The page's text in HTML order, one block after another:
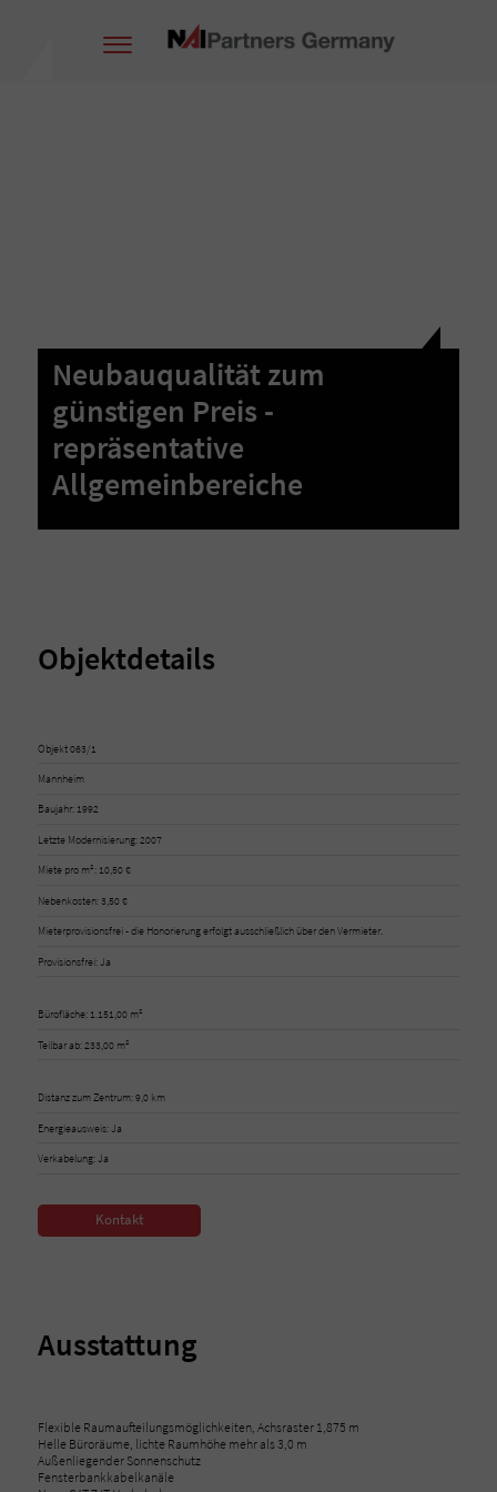
Neubauqualität zum
günstigen Preis -
repräsentative
Allgemeinbereiche
Objektdetails
Objekt 063/1
Mannheim
Baujahr: 1992
Letzte Modernisierung: 2007
Miete pro m²: 10,50 €
Nebenkosten: 3,50 €
Mieterprovisionsfrei - die Honorierung erfolgt ausschließlich über den Vermieter.
Provisionsfrei: Ja
Bürofläche: 1.151,00 m²
Teilbar ab: 233,00 m²
Distanz zum Zentrum: 9,0 km
Energieausweis: Ja
Verkabelung: Ja
Kontakt
Ausstattung
Flexible Raumaufteilungsmöglichkeiten, Achsraster 1,875 m
Helle Büroräume, lichte Raumhöhe mehr als 3,0 m
Außenliegender Sonnenschutz
Fensterbankkabelkanäle